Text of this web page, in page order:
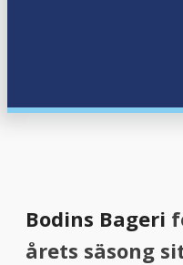
Bodins Bageri
årets säsong